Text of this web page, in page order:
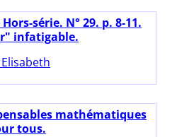
série. N° 29. p. 8-11.
infatigable.
mathématiques
tous.